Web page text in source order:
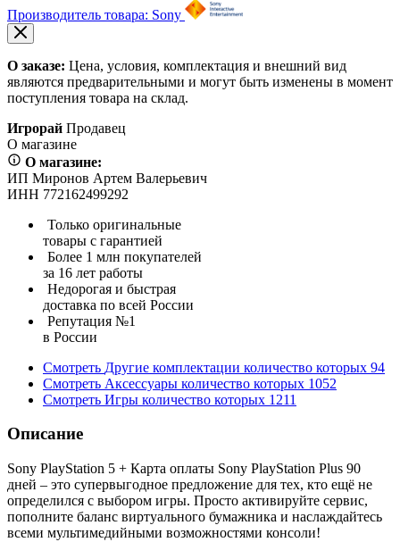
Производитель товара: Sony
О заказе: Цена, условия, комплектация и внешний вид
являются предварительными и могут быть изменены в момент
поступления товара на склад.
Игрорай Продавец
О магазине
О магазине:
ИП Миронов Артем Валерьевич
ИНН 772162499292
Только оригинальные
товары с гарантией
Более 1 млн покупателей
за 16 лет работы
Недорогая и быстрая
доставка по всей России
Репутация №1
в России
Смотреть Другие комплектации количество которых 94
Смотреть Аксессуары количество которых 1052
Смотреть Игры количество которых 1211
Описание
Sony PlayStation 5 + Карта оплаты Sony PlayStation Plus 90
дней – это супервыгодное предложение для тех, кто ещё не
определился с выбором игры. Просто активируйте сервис,
пополните баланс виртуального бумажника и наслаждайтесь
всеми мультимедийными возможностями консоли!